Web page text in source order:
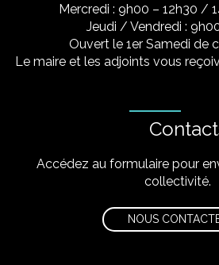
Mercredi : 9h00 – 12h30 /
Jeudi / Vendredi :
Ouvert le 1er Samedi de
Le maire et les adjoints vous
Accédez au formulaire pour
collectivité.
NOUS